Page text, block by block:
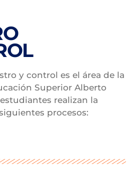
y control es el área de la
Superior Alberto
realizan la
procesos: